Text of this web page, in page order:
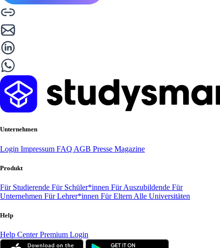
Unternehmen
Login Impressum FAQ AGB Presse Magazine
Produkt
Für Studierende Für Schüler*innen Für Auszubildende Für
Unternehmen Für Lehrer*innen Für Eltern Alle Universitäten
Help
Help CenterPremium Login